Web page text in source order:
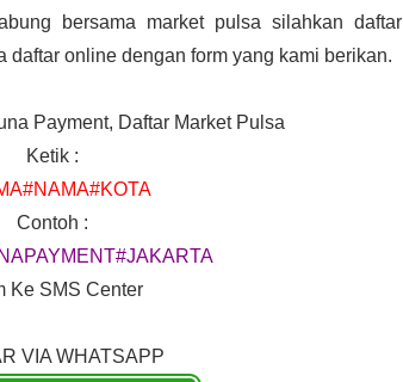
bersama market pulsa silahkan daftar
daftar online dengan form yang kami berikan.
Payment, Daftar Market Pulsa
Ketik :
Contoh :
Ke SMS Center
VIA WHATSAPP